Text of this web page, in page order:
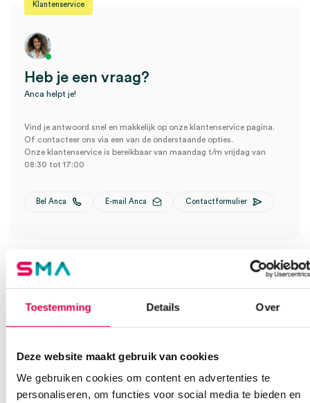
Toestemming Details Over
Deze website maakt gebruik van cookies
We gebruiken cookies om content en advertenties te
personaliseren, om functies voor social media te bieden en
Klantenservice
Heb je een vraag?
Anca helpt je!
Vind je antwoord snel en makkelijk op onze klantenservice pagina.
Of contacteer ons via een van de onderstaande opties.
Onze klantenservice is bereikbaar van maandag t/m vrijdag van
08:30 tot 17:00
Bel Anca E-mail Anca Contactformulier
Ook interessant